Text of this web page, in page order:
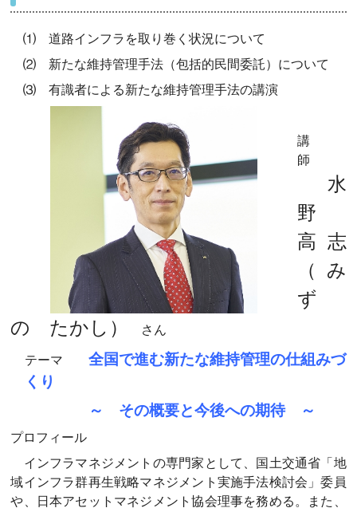
⑴ 道路インフラを取り巻く状況について
⑵ 新たな維持管理手法（包括的民間委託）について
⑶ 有識者による新たな維持管理手法の講演
講
師
水
野
高志
（み
ず
の たかし）
さん
テーマ全国で進む新たな維持管理の仕組みづ
くり
～ その概要と今後への期待 ～
プロフィール
インフラマネジメントの専門家として、国土交通省「地
域インフラ群再生戦略マネジメント実施手法検討会」委員
や、日本アセットマネジメント協会理事を務める。また、